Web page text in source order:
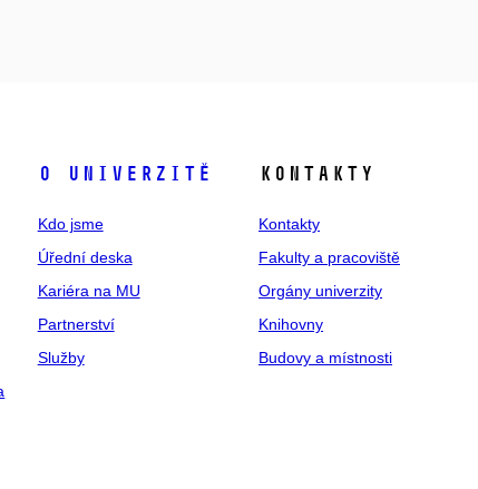
O univerzitě
Kdo jsme
Úřední deska
Kariéra na MU
Partnerství
Služby
Kontakty
Kontakty
Fakulty a pracoviště
Orgány univerzity
Knihovny
Budovy a místnosti